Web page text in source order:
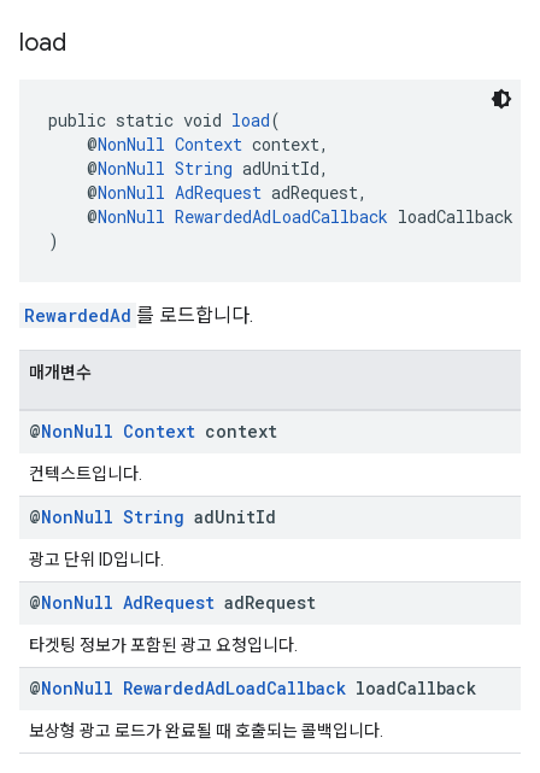
load
public static void load(
@NonNull Context context,
@NonNull String adUnitId,
@NonNull AdRequest adRequest,
@NonNull RewardedAdLoadCallback loadCallback
)
RewardedAd 를 로드합니다.
매개변수
@NonNull Context context
컨텍스트입니다.
@NonNull String adUnitId
광고 단위 ID입니다.
@NonNull AdRequest adRequest
타겟팅 정보가 포함된 광고 요청입니다.
@NonNull RewardedAdLoadCallback loadCallback
보상형 광고 로드가 완료될 때 호출되는 콜백입니다.